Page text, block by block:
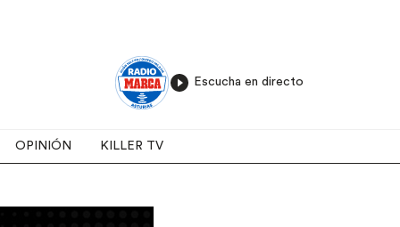
Escucha en directo
OPINIÓN KILLER TV